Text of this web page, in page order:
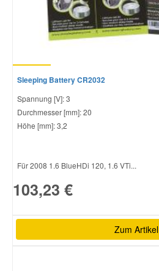
Sleeping Battery CR2032
Spannung [V]: 3
Durchmesser [mm]: 20
Höhe [mm]: 3,2
Für 2008 1.6 BlueHDi 120, 1.6 VTi...
103,23 €
Zum Artikel